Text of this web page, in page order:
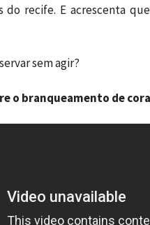
do recife. E acrescenta
sem agir?
o branqueamento de